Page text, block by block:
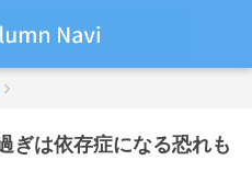
ぎは依存症になる恐れも